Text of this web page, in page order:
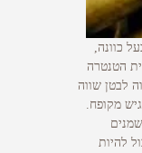
כוונה,
הטנטרה
לבטן שווה
מקופח.
להיות